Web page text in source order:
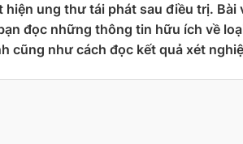
ung thư tái phát sau điều trị. Bài
đọc những thông tin hữu ích về
cũng như cách đọc kết quả xét